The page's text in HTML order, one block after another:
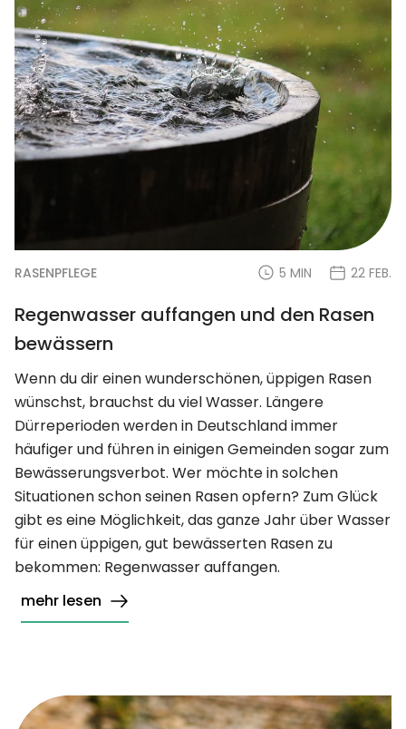
RASENPFLEGE 5 MIN 22 FEB.
Regenwasser auffangen und den Rasen
bewässern
Wenn du dir einen wunderschönen, üppigen Rasen
wünschst, brauchst du viel Wasser. Längere
Dürreperioden werden in Deutschland immer
häufiger und führen in einigen Gemeinden sogar zum
Bewässerungsverbot. Wer möchte in solchen
Situationen schon seinen Rasen opfern? Zum Glück
gibt es eine Möglichkeit, das ganze Jahr über Wasser
für einen üppigen, gut bewässerten Rasen zu
bekommen: Regenwasser auffangen.
mehr lesen